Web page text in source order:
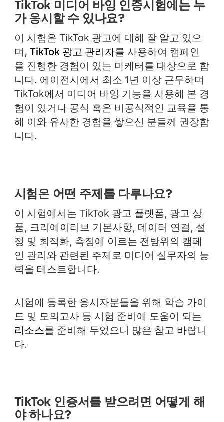
TikTok 미디어 바잉 인증시험에는 누
가 응시할 수 있나요?
이 시험은 TikTok 광고에 대해 잘 알고 있으
며, TikTok 광고 관리자를 사용하여 캠페인
을 진행한 경험이 있는 마케터를 대상으로 합
니다. 에이전시에서 최소 1년 이상 근무하며
TikTok에서 미디어 바잉 기능을 사용해 본 경
험이 있거나 공식 혹은 비공식적인 교육을 통
해 이와 유사한 경험을 쌓으신 분들께 권장합
니다.
시험은 어떤 주제를 다루나요?
이 시험에서는 TikTok 광고 플랫폼, 광고 상
품, 크리에이티브 기본사항, 데이터 연결, 설
정 및 최적화, 측정에 이르는 전방위의 캠페
인 관리와 관련된 주제로 미디어 실무자의 능
력을 테스트합니다.
시험에 등록한 응시자분들을 위해 학습 가이
드 및 모의고사 등 시험 준비에 도움이 되는
리소스를 준비해 두었으니 많은 참고 바랍니
다.
TikTok 인증서를 받으려면 어떻게 해
야 하나요?